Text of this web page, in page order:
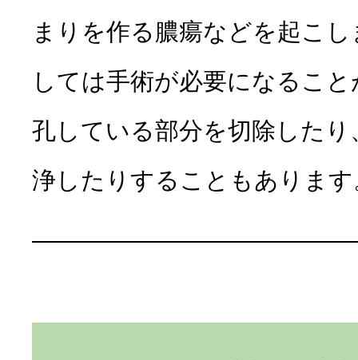
まりを作る膿瘍などを起こ
しては手術が必要になるこ
孔している部分を切除した
浄したりすることもあります